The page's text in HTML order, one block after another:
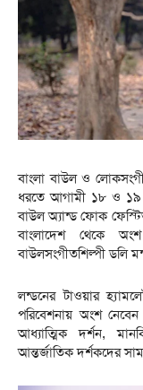
বাংলা বাউল ও
ধরতে আগামী ১৮ ও ১৯
বাউল অ্যান্ড ফোক
বাংলাদেশ থেকে
বাউলসংগীতশিল্পী ডলি
লন্ডনের টাওয়ার
পরিবেশনায় অংশ
আধ্যাত্মিক দর্শন,
আন্তর্জাতিক দর্শকদের